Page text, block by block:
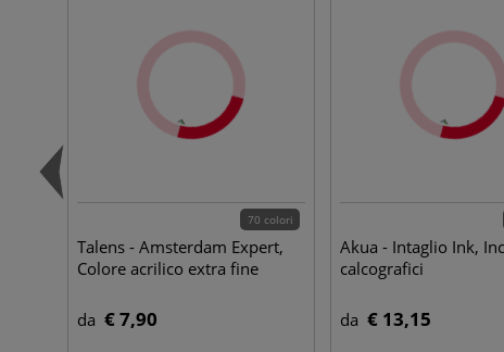
70 colori
Talens - Amsterdam Expert,
Colore acrilico extra fine
da € 7,90
Akua - Intaglio Ink,
calcografici
da € 13,15